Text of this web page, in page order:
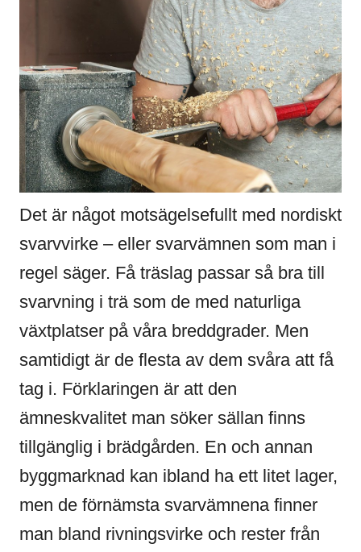
Det är något motsägelsefullt med nordiskt
svarvvirke – eller svarvämnen som man i
regel säger. Få träslag passar så bra till
svarvning i trä som de med naturliga
växtplatser på våra breddgrader. Men
samtidigt är de flesta av dem svåra att få
tag i. Förklaringen är att den
ämneskvalitet man söker sällan finns
tillgänglig i brädgården. En och annan
byggmarknad kan ibland ha ett litet lager,
men de förnämsta svarvämnena finner
man bland rivningsvirke och rester från